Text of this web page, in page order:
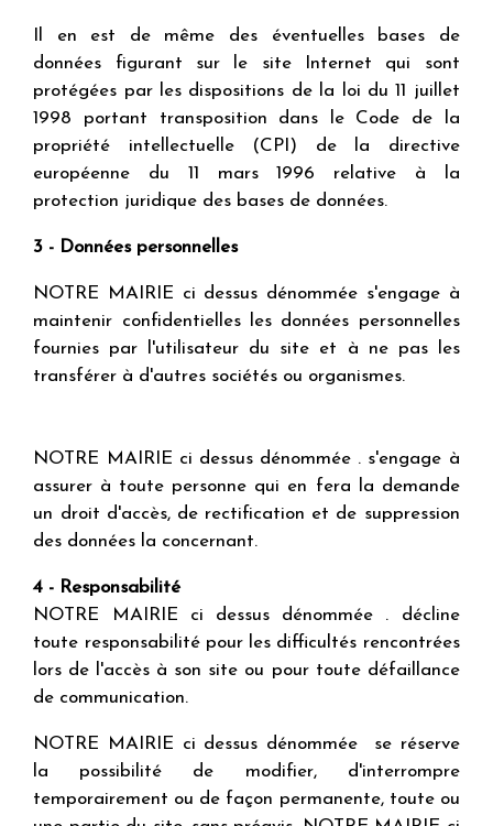
Il en est de même des éventuelles bases de
données figurant sur le site Internet qui sont
protégées par les dispositions de la loi du 11 juillet
1998 portant transposition dans le Code de la
propriété intellectuelle (CPI) de la directive
européenne du 11 mars 1996 relative à la
protection juridique des bases de données.
3 - Données personnelles
NOTRE MAIRIE ci dessus dénommée s'engage à
maintenir confidentielles les données personnelles
fournies par l'utilisateur du site et à ne pas les
transférer à d'autres sociétés ou organismes.
NOTRE MAIRIE ci dessus dénommée . s'engage à
assurer à toute personne qui en fera la demande
un droit d'accès, de rectification et de suppression
des données la concernant.
4 - Responsabilité
NOTRE MAIRIE ci dessus dénommée . décline
toute responsabilité pour les difficultés rencontrées
lors de l'accès à son site ou pour toute défaillance
de communication.
NOTRE MAIRIE ci dessus dénommée se réserve
la possibilité de modifier, d'interrompre
temporairement ou de façon permanente, toute ou